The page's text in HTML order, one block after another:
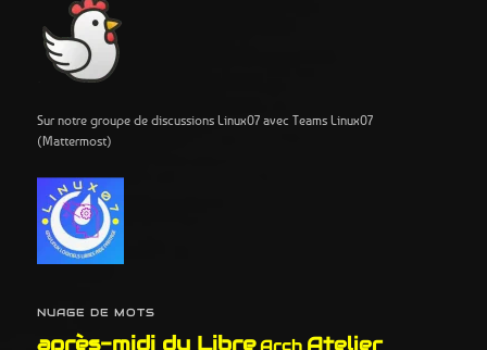
Sur notre groupe de discussions Linux07 avec Teams Linux07
(Mattermost)
NUAGE DE MOTS
après-midi du Libre Arch Atelier